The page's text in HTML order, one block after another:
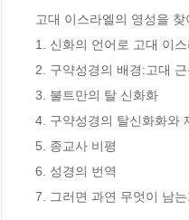
고대 이스라엘의 영성을 찾
1. 신화의 언어로 고대 이
2. 구약성경의 배경:고대 근
3. 불트만의 탈 신화화
4. 구약성경의 탈신화화와
5. 종교사 비평
6. 성경의 번역
7. 그러면 과연 무엇이 남